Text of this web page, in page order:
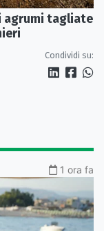
agrumi tagliate
Condividi su:
1 ora fa